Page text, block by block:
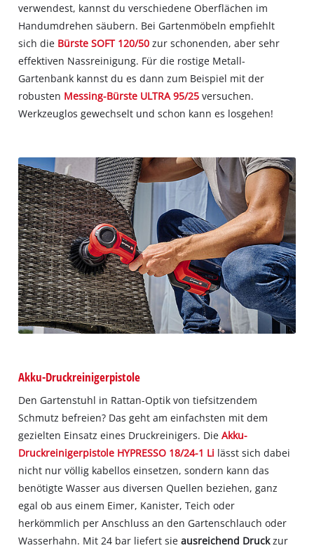
verwendest, kannst du verschiedene Oberflächen im
Handumdrehen säubern. Bei Gartenmöbeln empfiehlt
sich die Bürste SOFT 120/50 zur schonenden, aber sehr
effektiven Nassreinigung. Für die rostige Metall-
Gartenbank kannst du es dann zum Beispiel mit der
robusten Messing-Bürste ULTRA 95/25versuchen.
Werkzeuglos gewechselt und schon kann es losgehen!
Akku-Druckreinigerpistole
Den Gartenstuhl in Rattan-Optik von tiefsitzendem
Schmutz befreien? Das geht am einfachsten mit dem
gezielten Einsatz eines Druckreinigers. Die Akku-
Druckreinigerpistole HYPRESSO 18/24-1 Li lässt sich dabei
nicht nur völlig kabellos einsetzen, sondern kann das
benötigte Wasser aus diversen Quellen beziehen, ganz
egal ob aus einem Eimer, Kanister, Teich oder
herkömmlich per Anschluss an den Gartenschlauch oder
Wasserhahn. Mit 24 bar liefert sieausreichend Druckzur